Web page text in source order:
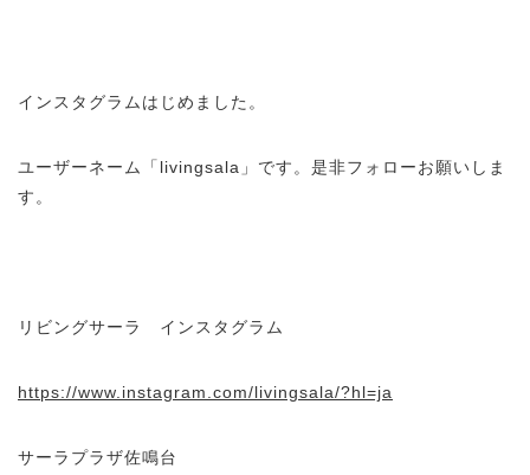
インスタグラムはじめました。
ユーザーネーム「livingsala」です。是非フォローお願いしま
す。
リビングサーラ インスタグラム
https://www.instagram.com/livingsala/?hl=ja
サーラプラザ佐鳴台